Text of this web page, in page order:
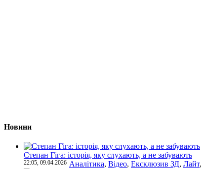
Новини
Степан Гіга: історія, яку слухають, а не забувають
22:05, 09.04.2026 Аналітика, Відео, Ексклюзив ЗД, Лайт,